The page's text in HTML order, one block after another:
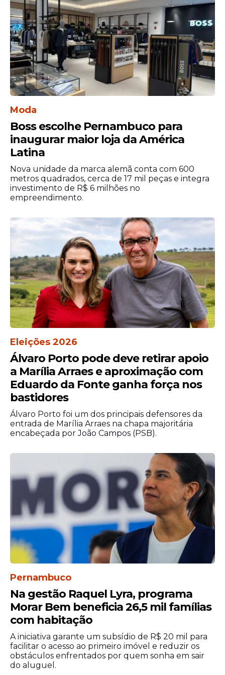
prováveis continuam sendo apresentados
no boletim para consulta.
O Boletim 15, desta semana, revela que 125
municípios pernambucanos têm baixa
incidência de casos de
nove apresentam alta incidência.
Outras arboviroses
No Boletim 15, foram notificados 1.607
casos de Chikungunya, com 262
confirmações. Para o Zika, houve 246 casos
notificados, porém sem confirmações.
Oropouche
Pernambuco contabiliza, desde maio de
2024 até a semana epidemiológica 15
deste ano, 180 casos confirmados da Febre
do Oropouche, com um óbito da doença, já
relatado no boletim Nº 14.
O vírus já foi identificado em pacientes dos
municípios de: Água Preta, Aliança, Barra
de Guabiraba, Bonito, Cabo de Santo
Agostinho, Camaragibe, Catende,
Gameleira, Garanhuns, Goiana, Ilha de
Itamaracá, Ipojuca, Itaquitinga, Jaboatão
dos Guararapes, Jaqueira, Lagoa dos Gatos,
Limoeiro, Macaparana, Machados, Maraial,
Moreno, Paudalho, Paulista, Pombos,
Recife, Rio Formoso, Santa Cruz do
Capibaribe, São Benedito do Sul, São
Moda
Boss escolhe Pernambuco para
inaugurar maior loja da América
Latina
Nova unidade da marca alemã conta com 600
metros quadrados, cerca de 17 mil peças e integra
investimento de R$ 6 milhões no
empreendimento.
Eleições 2026
Álvaro Porto pode deve retirar apoio
a Marília Arraes e aproximação com
Eduardo da Fonte ganha força nos
bastidores
Álvaro Porto foi um dos principais defensores da
entrada de Marília Arraes na chapa majoritária
encabeçada por João Campos (PSB).
Pernambuco
Na gestão Raquel Lyra, programa
Morar Bem beneficia 26,5 mil famílias
com habitação
A iniciativa garante um subsídio de R$ 20 mil para
facilitar o acesso ao primeiro imóvel e reduzir os
obstáculos enfrentados por quem sonha em sair
do aluguel.